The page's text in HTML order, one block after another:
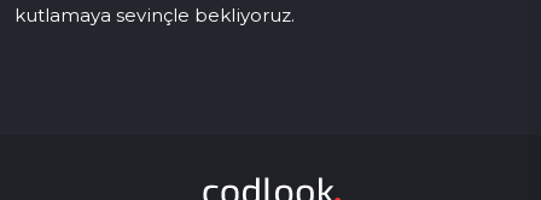
kutlamaya sevinçle bekliyoruz.